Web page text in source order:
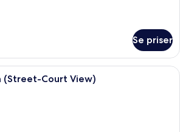
Se priser
(Street-Court View)